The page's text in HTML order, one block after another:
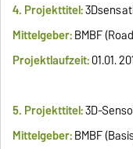
4. Projekttitel:
Mittelgeber:BMBF
Projektlaufzeit:01.01.
5. Projekttitel:3D-
Mittelgeber:BMBF